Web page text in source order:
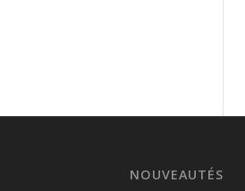
NOUVEAUTÉS